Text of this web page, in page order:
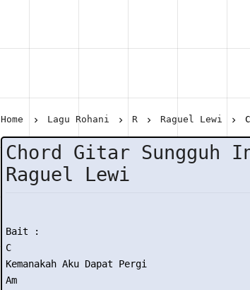
Home Lagu Rohani R Raguel Lewi
Chord Gitar Sungguh
Raguel Lewi
Bait :
C
Kemanakah Aku Dapat Pergi
Am